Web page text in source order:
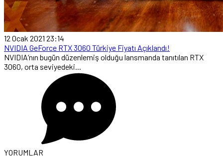
12 Ocak 2021 23:14
NVIDIA GeForce RTX 3060 Türkiye Fiyatı Açıklandı!
NVIDIA‘nın bugün düzenlemiş olduğu lansmanda tanıtılan RTX
3060, orta seviyedeki...
YORUMLAR